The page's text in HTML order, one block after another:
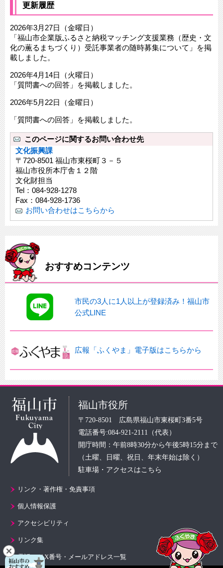
更新履歴
2026年3月27日（金曜日）
「福山市企業版ふるさと納税マッチング支援業務（歴史・文
化の薫るまちづくり）受託事業者の随時募集について」を掲
載しました。
2026年4月14日（火曜日）
「質問書への回答」を掲載しました。
2026年5月22日（金曜日）
「質問書への回答」を掲載しました。
このページに関するお問い合わせ先
文化振興課
〒720-8501 福山市東桜町３－５
福山市役所本庁舎１２階
文化財担当
Tel：084-928-1278
Fax：084-928-1736
お問い合わせはこちらから
おすすめコンテンツ
市民の3人に1人以上が登録済み！福山市
公式LINE
広報「ふくやま」電子版はこちらから
福山市役所
〒720-8501 広島県福山市東桜町3番5号
電話番号:084-921-2111（代表）
開庁時間：午前8時30分から午後5時15分まで
（土曜、日曜、祝日、年末年始は除く）
駐車場・アクセスはこちら
リンク・著作権・免責事項
個人情報保護
アクセシビリティ
リンク集
電話・FAX番号・メールアドレス一覧